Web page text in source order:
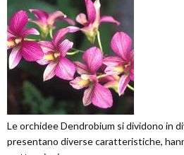
Le orchidee Dendrobium si dividono in
presentano diverse caratteristiche,